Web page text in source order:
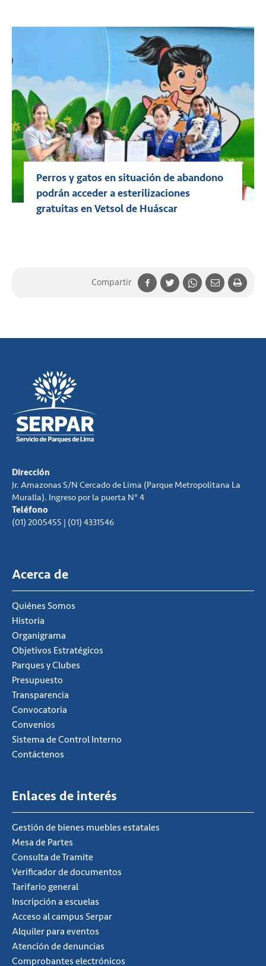
Perros y gatos en situación de abandono
podrán acceder a esterilizaciones
gratuitas en Vetsol de Huáscar
Compartir
Dirección
Jr. Amazonas S/N Cercado de Lima (Parque Metropolitana La
Muralla). Ingreso por la puerta N° 4
Teléfono
(01) 2005455 | (01) 4331546
Acerca de
Quiénes Somos
Historia
Organigrama
Objetivos Estratégicos
Parques y Clubes
Presupuesto
Transparencia
Convocatoria
Convenios
Sistema de Control Interno
Contáctenos
Enlaces de interés
Gestión de bienes muebles estatales
Mesa de Partes
Consulta de Tramite
Verificador de documentos
Tarifario general
Inscripción a escuelas
Acceso al campus Serpar
Alquiler para eventos
Atención de denuncias
Comprobantes electrónicos